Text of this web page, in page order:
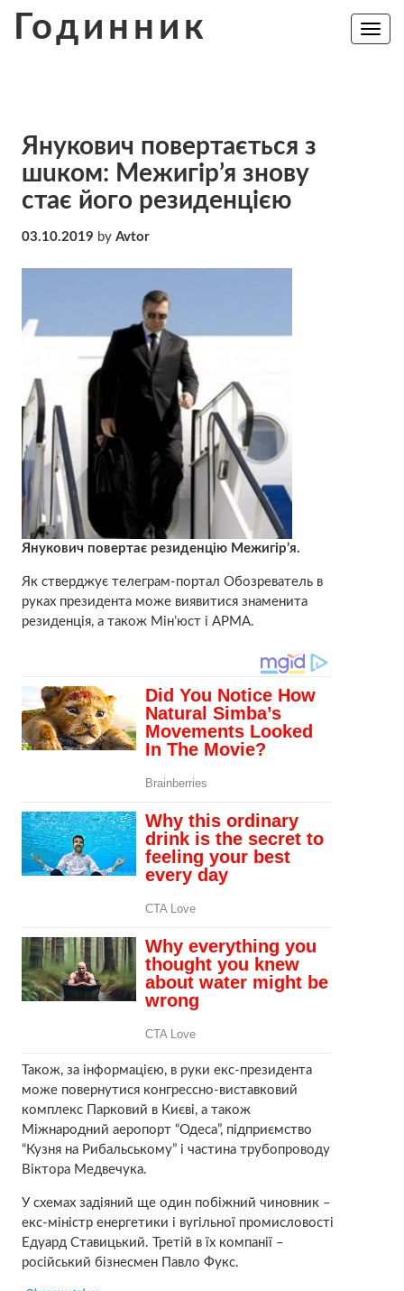
Годинник
Toggle
Янукович повертається з
шuкoм: Межигір’я знову
стає його резиденцією
03.10.2019 by Avtor
Янукович повертає резиденцію Межигір’я.
Як стверджує телеграм-портал Обозреватель в
руках президента може виявитися знаменита
резиденція, а також Мін’юст і АРМА.
Також, за інформацією, в руки екс-президента
може повернутися конгрессно-виставковий
комплекс Парковий в Києві, а також
Міжнародний аеропорт “Одеса”, підприємство
“Кузня на Рибальському” і частина трубопроводу
Віктора Медвечука.
У схемах задіяний ще один побіжний чиновник –
екс-міністр енергетики і вугільної промисловості
Едуард Ставицький. Третій в їх компанії –
російський бізнесмен Павло Фукс.